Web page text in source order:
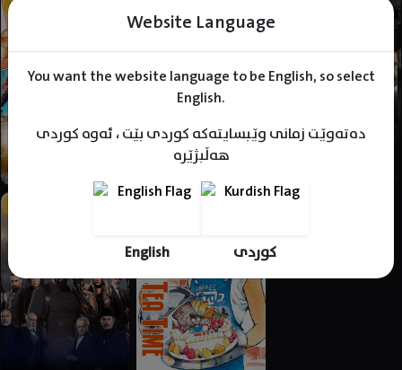
Website Language
You want the website language to be English, so select
English.
دەتەوێت زمانی وێبسایتەکە کوردی بێت ، ئەوە کوردی
هەڵبژێرە
English کوردی